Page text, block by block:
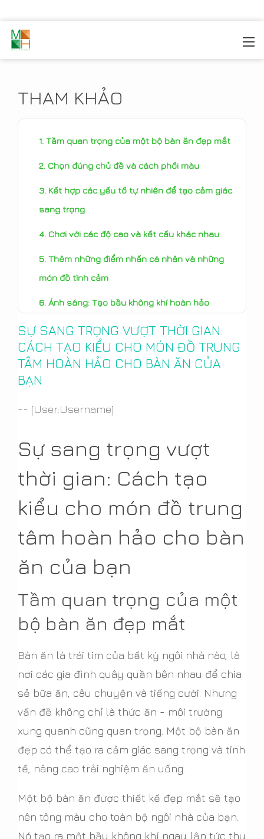
THAM KHẢO
Tầm quan trọng của một bộ bàn ăn đẹp mắt
Chọn đúng chủ đề và cách phối màu
Kết hợp các yếu tố tự nhiên để tạo cảm giác
sang trọng
Chơi với các độ cao và kết cấu khác nhau
Thêm những điểm nhấn cá nhân và những
món đồ tình cảm
Ánh sáng: Tạo bầu không khí hoàn hảo
Kết luận: Nâng cao trải nghiệm ăn uống của
bạn với sự sang trọng vượt thời gian.
SỰ SANG TRỌNG VƯỢT THỜI GIAN:
CÁCH TẠO KIỂU CHO MÓN ĐỒ TRUNG
TÂM HOÀN HẢO CHO BÀN ĂN CỦA
BẠN
-- [User:Username]
Sự sang trọng vượt
thời gian: Cách tạo
kiểu cho món đồ trung
tâm hoàn hảo cho bàn
ăn của bạn
Tầm quan trọng của một
bộ bàn ăn đẹp mắt
Bàn ăn là trái tim của bất kỳ ngôi nhà nào, là
nơi các gia đình quây quần bên nhau để chia
sẻ bữa ăn, câu chuyện và tiếng cười. Nhưng
vấn đề không chỉ là thức ăn - môi trường
xung quanh cũng quan trọng. Một bộ bàn ăn
đẹp có thể tạo ra cảm giác sang trọng và tinh
tế, nâng cao trải nghiệm ăn uống.
Một bộ bàn ăn được thiết kế đẹp mắt sẽ tạo
nên tông màu cho toàn bộ ngôi nhà của bạn.
Nó tạo ra một bầu không khí ngay lập tức thu